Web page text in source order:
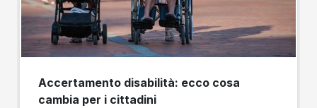
Accertamento disabilità: ecco cosa
cambia per i cittadini